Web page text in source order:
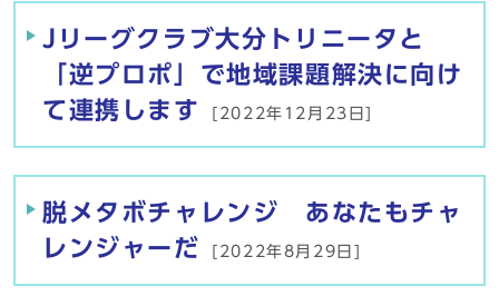
Jリーグクラブ大分トリニータと
「逆プロポ」で地域課題解決に向け
て連携します
[2022年12月23日]
脱メタボチャレンジ あなたもチャ
レンジャーだ
[2022年8月29日]